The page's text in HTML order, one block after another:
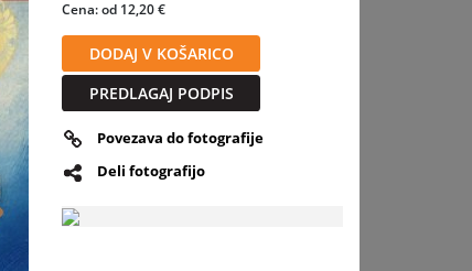
Cena: od 12,20 €
DODAJ V KOŠARICO
PREDLAGAJ PODPIS
Povezava do fotografije
Deli fotografijo